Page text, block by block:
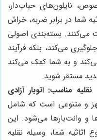
نایلون‌های حباب‌دار،
شما در برابر ضربه، خراش
بسته‌بندی اصولی
می‌کند، بلکه فرآیند
و به شما کمک می‌کند
مستقر شوید.
مناسب: اتوبار آزادی
و متنوعی است که شامل
و وانت‌بارها می‌شود. این
شما، وسیله نقلیه